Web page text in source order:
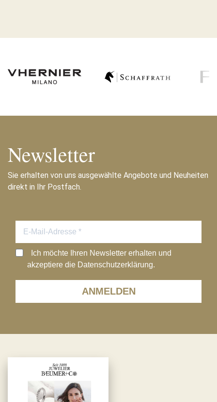
Newsletter
Sie erhalten von uns ausgewählte Angebote und Neuheiten
direkt in Ihr Postfach.
ANMELDEN
Ich möchte Ihren Newsletter erhalten und
akzeptiere die Datenschutzerklärung.